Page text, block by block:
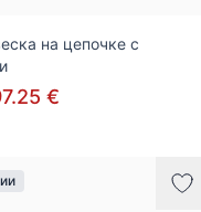
на цепочке c
€